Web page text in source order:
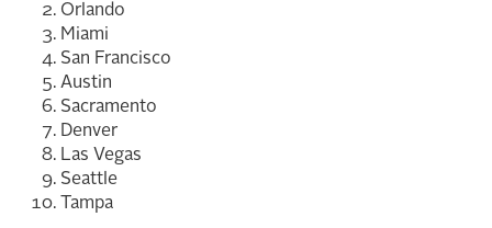
Orlando
Miami
San Francisco
Austin
Sacramento
Denver
Las Vegas
Seattle
Tampa